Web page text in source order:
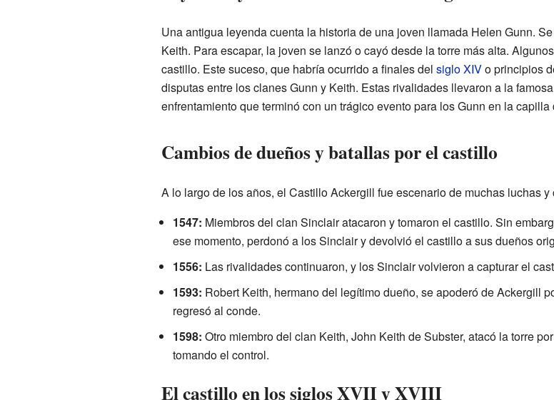
Una antigua leyenda cuenta la historia de una joven llamada Helen Gunn.
Keith. Para escapar, la joven se lanzó o cayó desde la torre más alta.
castillo. Este suceso, que habría ocurrido a finales del siglo XIVo principios
disputas entre los clanes Gunn y Keith. Estas rivalidades llevaron a la
enfrentamiento que terminó con un trágico evento para los Gunn en la capilla
Cambios de dueños y batallas por el castillo
A lo largo de los años, el Castillo Ackergill fue escenario de muchas luchas
1547: Miembros del clan Sinclair atacaron y tomaron el castillo. Sin
ese momento, perdonó a los Sinclair y devolvió el castillo a sus dueños
1556: Las rivalidades continuaron, y los Sinclair volvieron a capturar el
1593: Robert Keith, hermano del legítimo dueño, se apoderó de Ackergill
regresó al conde.
1598: Otro miembro del clan Keith, John Keith de Subster, atacó la torre
tomando el control.
El castillo en los siglos XVII y XVIII